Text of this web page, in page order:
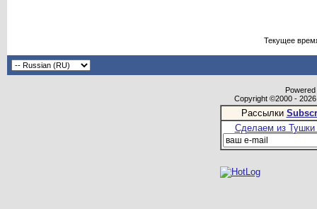
Текущее
Copyright ©2000 -
Рассылки
Сделаем из Тушки